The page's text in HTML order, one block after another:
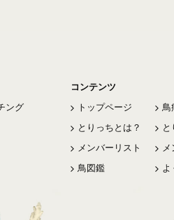
ング
コンテンツ
トップページ
とりっちとは？
メンバーリスト
鳥図鑑
鳥
よ